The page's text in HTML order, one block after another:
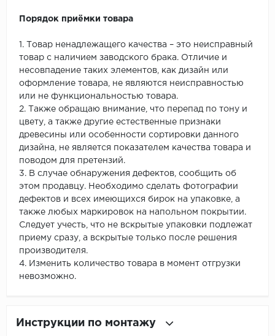
Порядок приёмки товара
1. Товар ненадлежащего качества – это неисправный
товар с наличием заводского брака. Отличие и
несовпадение таких элементов, как дизайн или
оформление товара, не являются неисправностью
или не функциональностью товара.
2. Также обращаю внимание, что перепад по тону и
цвету, а также другие естественные признаки
древесины или особенности сортировки данного
дизайна, не является показателем качества товара и
поводом для претензий.
3. В случае обнаружения дефектов, сообщить об
этом продавцу. Необходимо сделать фотографии
дефектов и всех имеющихся бирок на упаковке, а
также любых маркировок на напольном покрытии.
Следует учесть, что не вскрытые упаковки подлежат
приему сразу, а вскрытые только после решения
производителя.
4. Изменить количество товара в момент отгрузки
невозможно.
Инструкции по монтажу